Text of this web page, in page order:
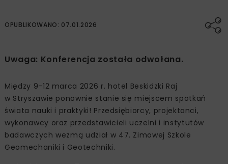
OPUBLIKOWANO: 07.01.2026
Uwaga: Konferencja została odwołana.
Między 9-12 marca 2026 r. hotel Beskidzki Raj
w Stryszawie ponownie stanie się miejscem spotkań
świata nauki i praktyki! Przedsiębiorcy, projektanci,
wykonawcy oraz przedstawicieli uczelni i instytutów
badawczych wezmą udział w 47. Zimowej Szkole
Geomechaniki i Geotechniki.